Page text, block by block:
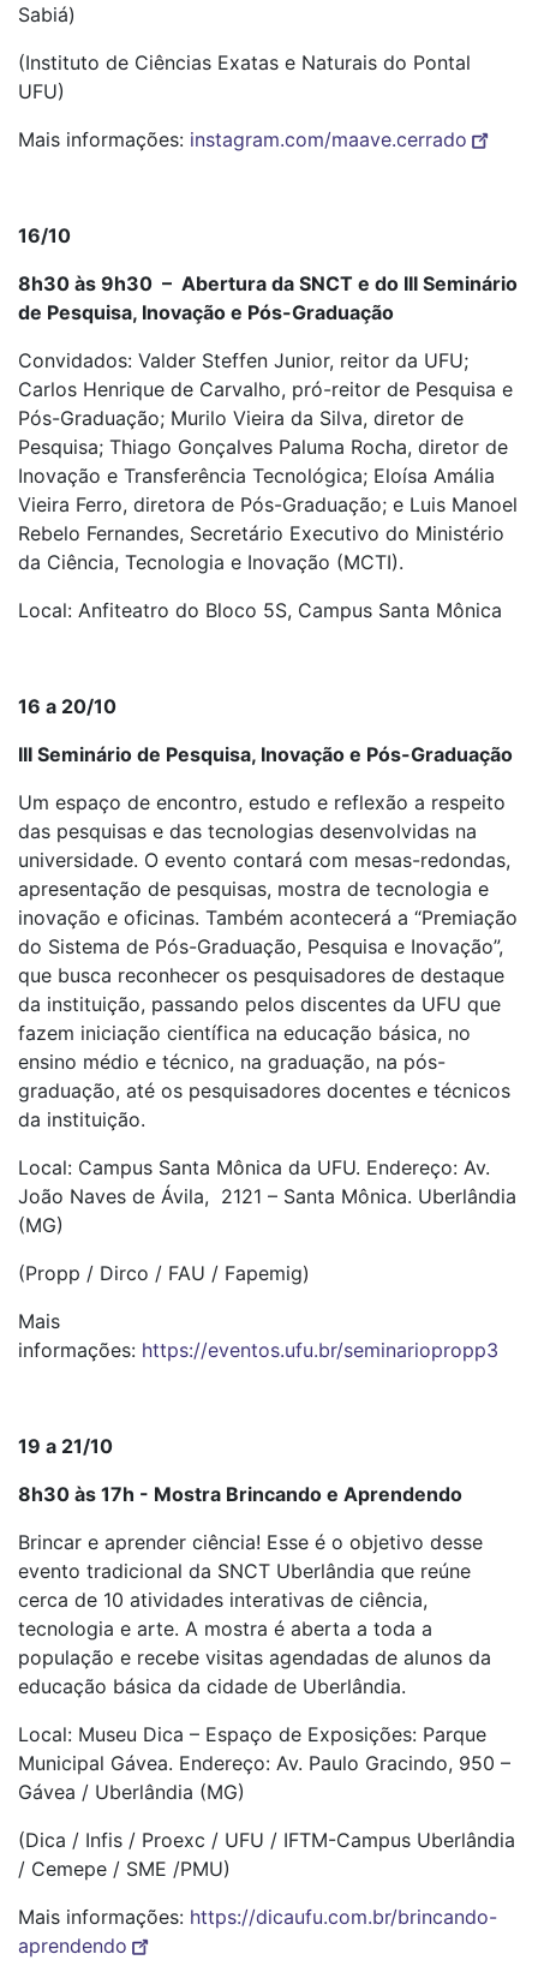
Sabiá)
(Instituto de Ciências Exatas e Naturais do Pontal
UFU)
Mais informações: instagram.com/maave.cerrado
16/10
8h30 às 9h30 – Abertura da SNCT e do III Seminário
de Pesquisa, Inovação e Pós-Graduação
Convidados: Valder Steffen Junior, reitor da UFU;
Carlos Henrique de Carvalho, pró-reitor de Pesquisa e
Pós-Graduação; Murilo Vieira da Silva, diretor de
Pesquisa; Thiago Gonçalves Paluma Rocha, diretor de
Inovação e Transferência Tecnológica; Eloísa Amália
Vieira Ferro, diretora de Pós-Graduação; e Luis Manoel
Rebelo Fernandes, Secretário Executivo do Ministério
da Ciência, Tecnologia e Inovação (MCTI).
Local: Anfiteatro do Bloco 5S, Campus Santa Mônica
16 a 20/10
III Seminário de Pesquisa, Inovação e Pós-Graduação
Um espaço de encontro, estudo e reflexão a respeito
das pesquisas e das tecnologias desenvolvidas na
universidade. O evento contará com mesas-redondas,
apresentação de pesquisas, mostra de tecnologia e
inovação e oficinas. Também acontecerá a “Premiação
do Sistema de Pós-Graduação, Pesquisa e Inovação”,
que busca reconhecer os pesquisadores de destaque
da instituição, passando pelos discentes da UFU que
fazem iniciação científica na educação básica, no
ensino médio e técnico, na graduação, na pós-
graduação, até os pesquisadores docentes e técnicos
da instituição.
Local: Campus Santa Mônica da UFU. Endereço: Av.
João Naves de Ávila, 2121 – Santa Mônica. Uberlândia
(MG)
(Propp / Dirco / FAU / Fapemig)
Mais
informações: https://eventos.ufu.br/seminariopropp3
19 a 21/10
8h30 às 17h - Mostra Brincando e Aprendendo
Brincar e aprender ciência! Esse é o objetivo desse
evento tradicional da SNCT Uberlândia que reúne
cerca de 10 atividades interativas de ciência,
tecnologia e arte. A mostra é aberta a toda a
população e recebe visitas agendadas de alunos da
educação básica da cidade de Uberlândia.
Local: Museu Dica – Espaço de Exposições: Parque
Municipal Gávea. Endereço: Av. Paulo Gracindo, 950 –
Gávea / Uberlândia (MG)
(Dica / Infis / Proexc / UFU / IFTM-Campus Uberlândia
/ Cemepe / SME /PMU)
Mais informações: https://dicaufu.com.br/brincando-
aprendendo